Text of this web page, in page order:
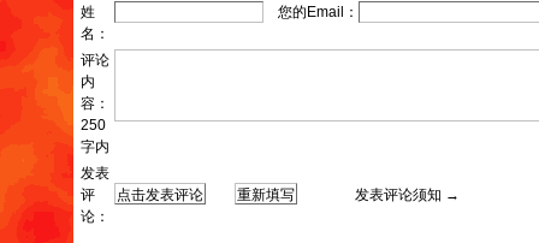
姓
名：
您的Email：
评论
内
容：
250
字内
发表
评
论：
发表评论须知 →